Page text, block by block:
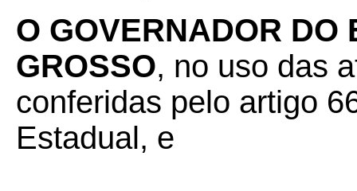
O GOVERNADOR DO
GROSSO, no uso das
conferidas pelo artigo
Estadual, e